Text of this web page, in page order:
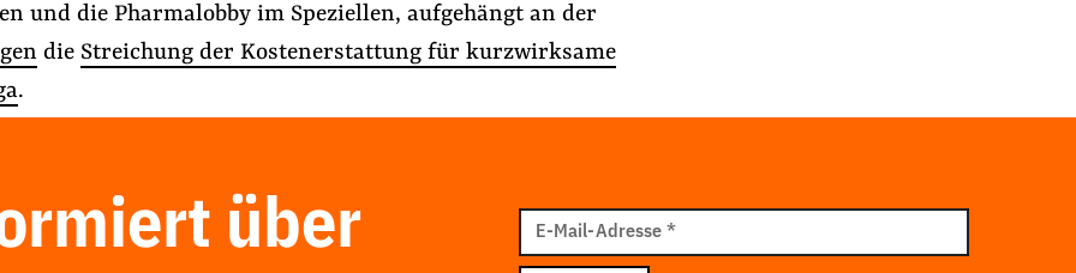
#Lobbyismus an Schulen #Lobby-Fußspur
und die Pharmalobby im Speziellen, aufgehängt an der
die Streichung der Kostenerstattung für kurzwirksame
.
über
Mail
Adresse
E-Mail-Adresse *